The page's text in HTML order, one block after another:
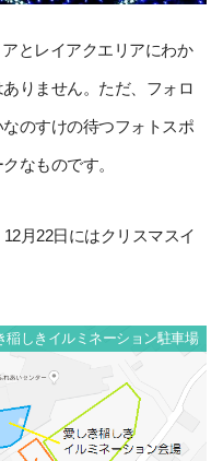
とレイアクエリアにわか
りません。ただ、フォロ
のすけの待つフォトスポ
なものです。
月22日にはクリスマスイ
稲しきイルミネーション駐車場